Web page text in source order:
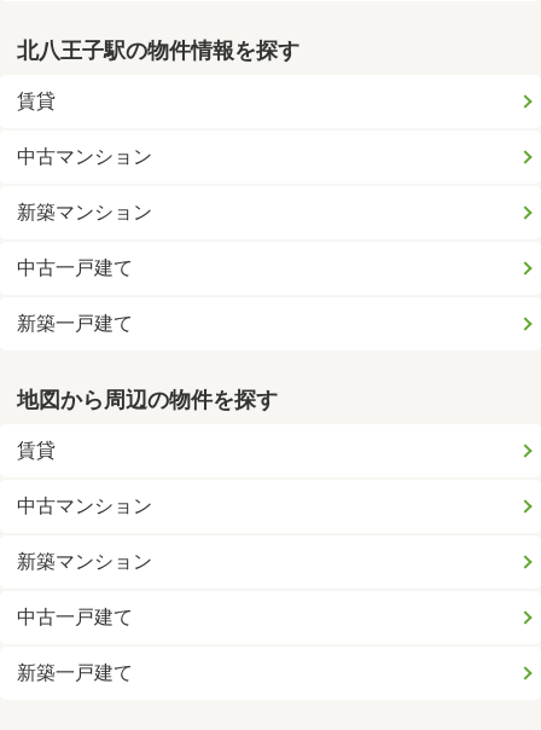
北八王子駅の物件情報を探す
賃貸
中古マンション
新築マンション
中古一戸建て
新築一戸建て
地図から周辺の物件を探す
賃貸
中古マンション
新築マンション
中古一戸建て
新築一戸建て